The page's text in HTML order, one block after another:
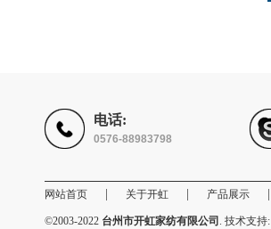
电话:
0576-88983798
网站首页 关于开虹 产品展示
©2003-2022 台州市开虹家纺有限公司 . 技术支持: